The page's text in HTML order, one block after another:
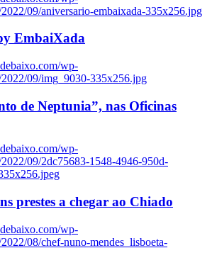
09/aniversario-embaixada-335x256.jpg
EmbaiXada
wp-
09/img_9030-335x256.jpg
de Neptunia”, nas Oficinas
wp-
09/2dc75683-1548-4946-950d-
prestes a chegar ao Chiado
wp-
08/chef-nuno-mendes_lisboeta-